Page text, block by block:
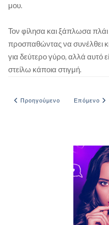
μου.
Τον φίλησα και ξάπλωσα
προσπαθώντας να συνέλθει κι
για δεύτερο γύρο, αλλά αυτό
στείλω κάποια στιγμή.
Προηγούμενο άρθρο: Σαββάτο
Προηγούμενο Επόμενο
Επόμενο